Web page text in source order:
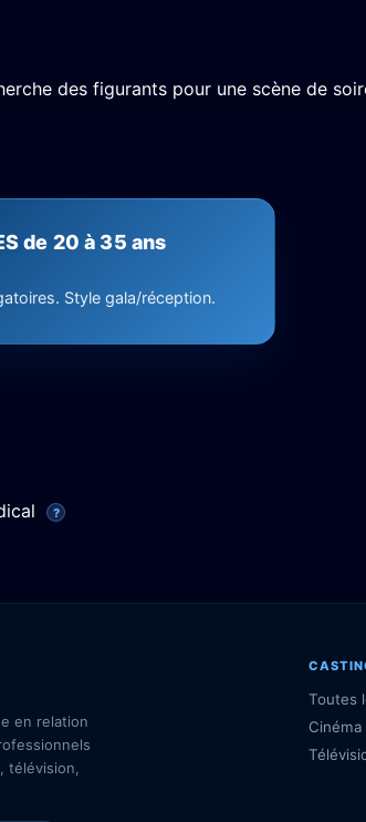
des figurants pour une scène de
de 20 à 35 ans
Style gala/réception.
?
en relation
télévision,
Toutes
Cinéma